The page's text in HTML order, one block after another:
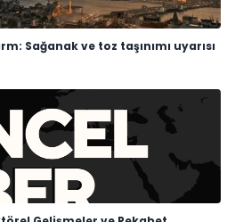
Sağanak ve toz taşınımı uyarısı